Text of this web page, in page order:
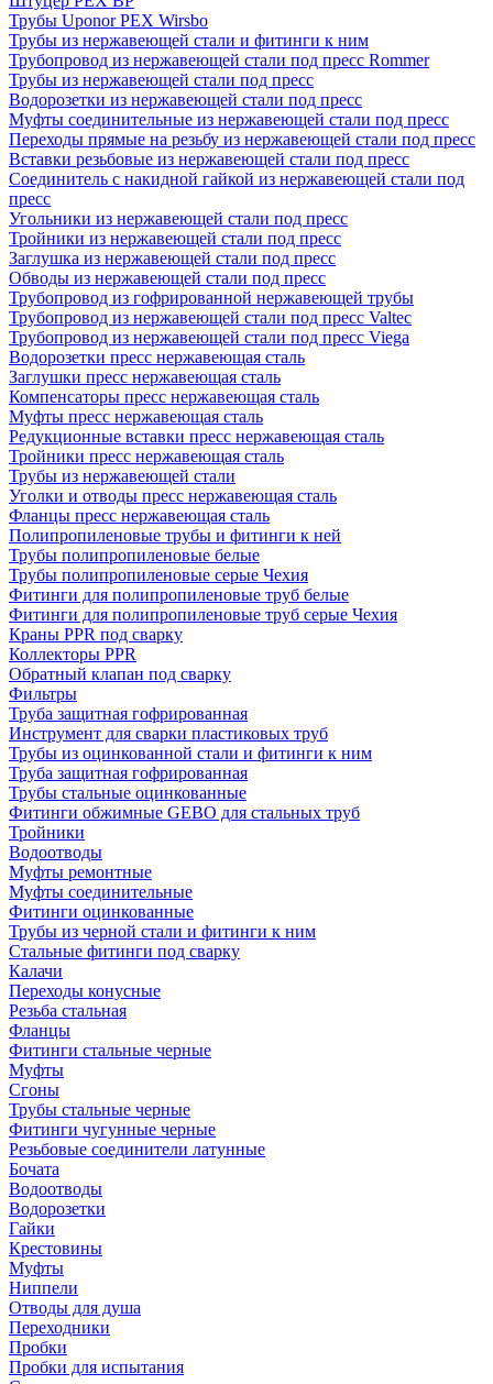
Трубы Uponor PEX Wirsbo
Трубы из нержавеющей стали и фитинги к ним
Трубопровод из нержавеющей стали под пресс Rommer
Трубы из нержавеющей стали под пресс
Водорозетки из нержавеющей стали под пресс
Муфты соединительные из нержавеющей стали под пресс
Переходы прямые на резьбу из нержавеющей стали под пресс
Вставки резьбовые из нержавеющей стали под пресс
Соединитель с накидной гайкой из нержавеющей стали под
пресс
Угольники из нержавеющей стали под пресс
Тройники из нержавеющей стали под пресс
Заглушка из нержавеющей стали под пресс
Обводы из нержавеющей стали под пресс
Трубопровод из гофрированной нержавеющей трубы
Трубопровод из нержавеющей стали под пресс Valtec
Трубопровод из нержавеющей стали под пресс Viega
Водорозетки пресс нержавеющая сталь
Заглушки пресс нержавеющая сталь
Компенсаторы пресс нержавеющая сталь
Муфты пресс нержавеющая сталь
Редукционные вставки пресс нержавеющая сталь
Тройники пресс нержавеющая сталь
Трубы из нержавеющей стали
Уголки и отводы пресс нержавеющая сталь
Фланцы пресс нержавеющая сталь
Полипропиленовые трубы и фитинги к ней
Трубы полипропиленовые белые
Трубы полипропиленовые серые Чехия
Фитинги для полипропиленовые труб белые
Фитинги для полипропиленовые труб серые Чехия
Краны PPR под сварку
Коллекторы PPR
Обратный клапан под сварку
Фильтры
Труба защитная гофрированная
Инструмент для сварки пластиковых труб
Трубы из оцинкованной стали и фитинги к ним
Труба защитная гофрированная
Трубы стальные оцинкованные
Фитинги обжимные GEBO для стальных труб
Тройники
Водоотводы
Муфты ремонтные
Муфты соединительные
Фитинги оцинкованные
Трубы из черной стали и фитинги к ним
Стальные фитинги под сварку
Калачи
Переходы конусные
Резьба стальная
Фланцы
Фитинги стальные черные
Муфты
Сгоны
Трубы стальные черные
Фитинги чугунные черные
Резьбовые соединители латунные
Бочата
Водоотводы
Водорозетки
Гайки
Крестовины
Муфты
Ниппели
Отводы для душа
Переходники
Пробки
Пробки для испытания